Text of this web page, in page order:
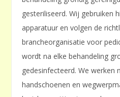
gesteriliseerd. Wij gebruiken
apparatuur en volgen de
brancheorganisatie voor
wordt na elke behandeling
gedesinfecteerd. We werken
handschoenen en